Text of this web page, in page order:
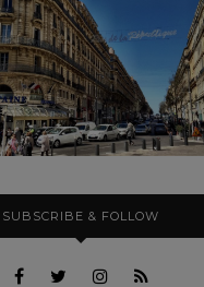
SUBSCRIBE & FOLLOW